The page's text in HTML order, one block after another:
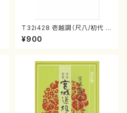
T32i428 壱越調（尺八/初代 中
村双葉/楽譜）都山流公刊楽譜曲
番:2133
¥900